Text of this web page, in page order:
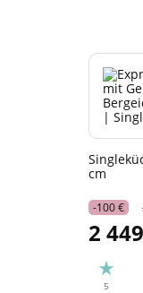
cm
-100 €
2
5